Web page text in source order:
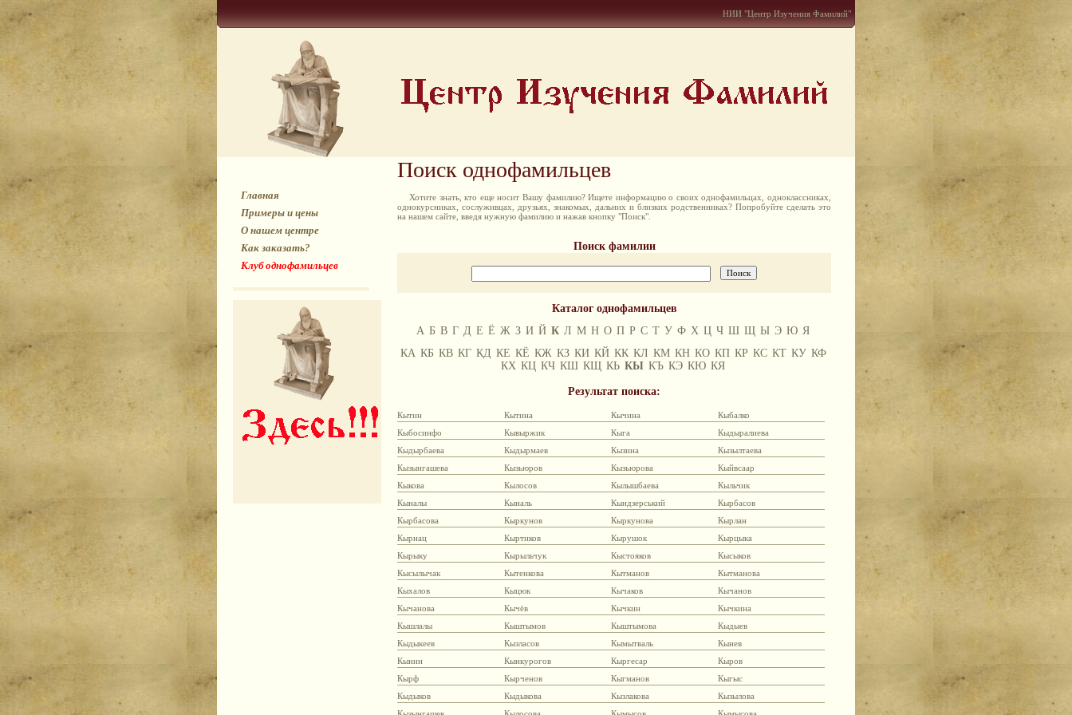
НИИ "Центр Изучения Фамилий"
Главная
Примеры и цены
О нашем центре
Как заказать?
Клуб однофамильцев
Поиск однофамильцев
Хотите знать, кто еще носит Вашу фамилию? Ищете информацию о своих однофамильцах, одноклассниках,
однокурсниках, сослуживцах, друзьях, знакомых, дальних и близких родственниках? Попробуйте сделать это
на нашем сайте, введя нужную фамилию и нажав кнопку "Поиск".
Поиск фамилии
Каталог однофамильцев
А Б В Г Д Е Ё Ж З И Й К Л М Н О П Р С Т У Ф Х Ц Ч Ш Щ Ы Э Ю Я
КА КБ КВ КГ КД КЕ КЁ КЖ КЗ КИ КЙ КК КЛ КМ КН КО КП КР КС КТ КУ КФ
КХ КЦ КЧ КШ КЩ КЬ КЫ КЪ КЭ КЮ КЯ
Результат поиска:
Кытин Кытина Кычина
Кыбалко
Кыбосинфо
Кывыржик Кыга
Кыдыралиева
Кыдырбаева
Кыдырмаев Кызина
Кызылтаева
Кызынгашева
Кызьюров Кызьюрова
Кыйвсаар
Кыкова
Кылосов Кылышбаева
Кыльчик
Кыналы
Кыналь Кындзерський
Кырбасов
Кырбасова
Кыркунов Кыркунова
Кырлан
Кырнац
Кыртиков Кырушок
Кырцыка
Кырыку
Кырыльчук Кыстояков
Кысыков
Кысылычак
Кытенкова Кытманов
Кытманова
Кыхалов
Кыцюк Кычаков
Кычанов
Кычанова
Кычёв Кычкин
Кычкина
Кышлалы
Кыштымов Кыштымова
Кыдыев
Кыдыкеев
Кызласов Кымытваль
Кынев
Кынин
Кынкурогов Кыргесар
Кыров
Кырф
Кырченов Кыгманов
Кыгыс
Кыдыков
Кыдыкова Кызлакова
Кызылова